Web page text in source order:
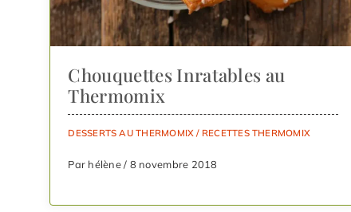
Chouquettes Inratables au
Thermomix
DESSERTS AU THERMOMIX / RECETTES THERMOMIX
Par hélène / 8 novembre 2018